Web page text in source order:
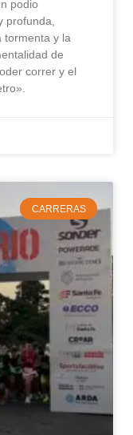
podio
profunda,
tormenta y la
de
correr y el
CARRERAS